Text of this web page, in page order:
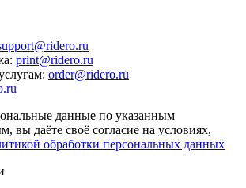
: print@ridero.ru
: order@ridero.ru
данные по указанным
вы даёте своё согласие на условиях,
обработки персональных данных